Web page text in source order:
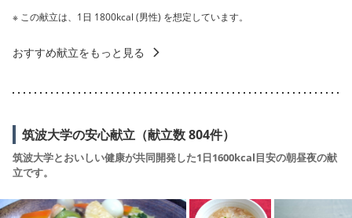
※ この献立は、1日 1800kcal (男性) を想定しています。
おすすめ献立をもっと見る
筑波大学の安心献立（献立数 804件）
筑波大学とおいしい健康が共同開発した1日1600kcal目安の朝昼夜の献
立です。